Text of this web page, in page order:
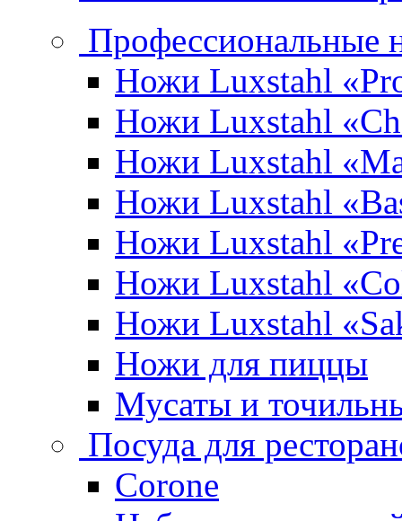
Профессиональные
Ножи Luxstahl
Ножи Luxstahl
Ножи Luxstahl
Ножи Luxstahl
Ножи Luxstahl
Ножи Luxstahl
Ножи Luxstahl
Ножи для пиццы
Мусаты и
Посуда для
Corone